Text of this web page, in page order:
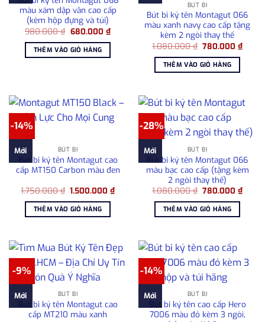
màu xám dập vân cao cấp
(kèm hộp đựng và túi)
980.000₫ Giá
là:
980.000 ₫.
680.000 ₫Giá
hiện
680.000 ₫.
THÊM VÀO GIỎ HÀNG
BÚT BI
Bút bi ký tên Montagut 066
màu xanh navy cao cấp tặng
kèm 2 ngòi thay thế
1.080.000₫ Giá
là:
1.080.000 ₫.
780.000₫Giá
hiện
THÊM VÀO GIỎ HÀNG
-14%
Mới BÚT BI
Bút bi ký tên Montagut cao
cấp MT150 Carbon màu đen
1.750.000₫ Giá
là:
1.750.000 ₫.
1.500.000₫Giá
hiện
1.500.000 ₫.
THÊM VÀO GIỎ HÀNG
-28%
Mới BÚT BI
Bút bi ký tên Montagut 066
màu bạc cao cấp (tặng kèm
2 ngòi thay thế)
1.080.000₫ Giá
là:
1.080.000 ₫.
780.000₫Giá
hiện
THÊM VÀO GIỎ HÀNG
-9%
Mới BÚT BI
Bút bi ký tên Montagut cao
cấp MT210 màu xanh
-14%
Mới BÚT BI
Bút bi ký tên cao cấp Hero
7006 màu đỏ kèm 3 ngòi,